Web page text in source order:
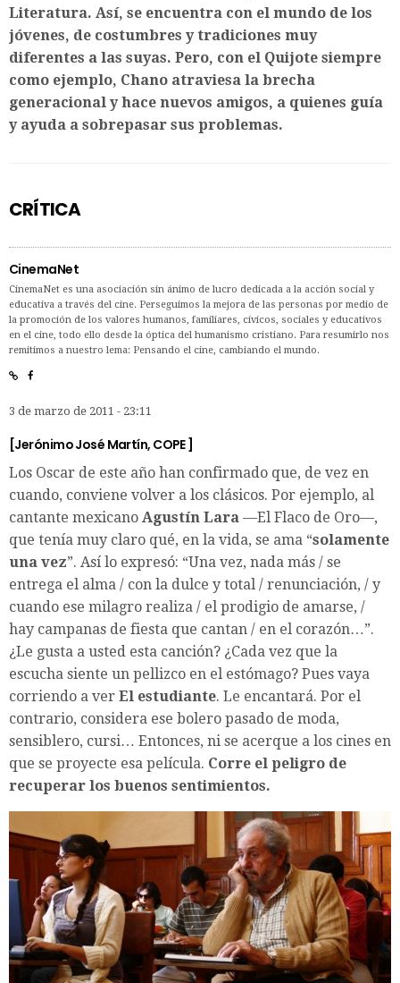
Literatura. Así, se encuentra con el mundo de los
jóvenes, de costumbres y tradiciones muy
diferentes a las suyas. Pero, con el Quijote siempre
como ejemplo, Chano atraviesa la brecha
generacional y hace nuevos amigos, a quienes guía
y ayuda a sobrepasar sus problemas.
CRÍTICA
CinemaNet
CinemaNet es una asociación sin ánimo de lucro dedicada a la acción social y
educativa a través del cine. Perseguimos la mejora de las personas por medio de
la promoción de los valores humanos, familiares, cívicos, sociales y educativos
en el cine, todo ello desde la óptica del humanismo cristiano. Para resumirlo nos
remitimos a nuestro lema: Pensando el cine, cambiando el mundo.
3 de marzo de 2011 - 23:11
[Jerónimo José Martín, COPE]
Los Oscar de este año han confirmado que, de vez en
cuando, conviene volver a los clásicos. Por ejemplo, al
cantante mexicano Agustín Lara —El Flaco de Oro—,
que tenía muy claro qué, en la vida, se ama “solamente
una vez”. Así lo expresó: “Una vez, nada más / se
entrega el alma / con la dulce y total / renunciación, / y
cuando ese milagro realiza / el prodigio de amarse, /
hay campanas de fiesta que cantan / en el corazón…”.
¿Le gusta a usted esta canción? ¿Cada vez que la
escucha siente un pellizco en el estómago? Pues vaya
corriendo a ver El estudiante. Le encantará. Por el
contrario, considera ese bolero pasado de moda,
sensiblero, cursi… Entonces, ni se acerque a los cines en
que se proyecte esa película. Corre el peligro de
recuperar los buenos sentimientos.